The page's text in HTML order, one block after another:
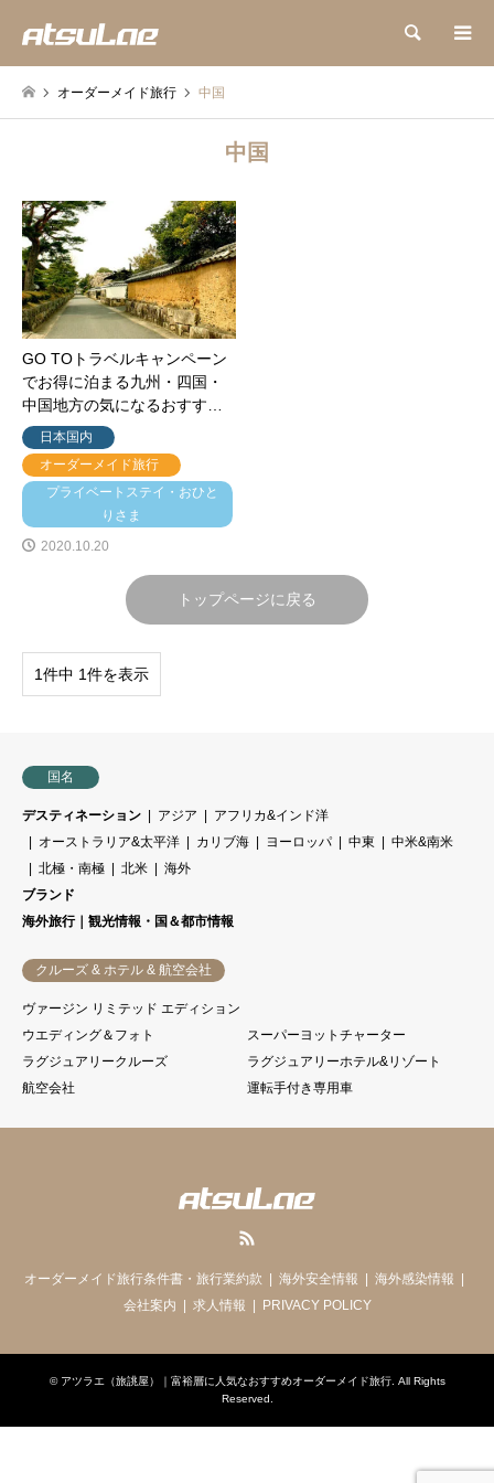
検索
オーダーメイド旅行 中国
中国
GO TOトラベルキャンペーン
でお得に泊まる九州・四国・
中国地方の気になるおすす…
日本国内
オーダーメイド旅行
プライベートステイ・おひと
りさま
2020.10.20
トップページに戻る
1件中 1件を表示
国名
デスティネーション アジア
アフリカ&インド洋
オーストラリア&太平洋
カリブ海 ヨーロッパ 中東
中米&南米
北極・南極
北米
海外
ブランド
海外旅行｜観光情報・国＆都市情報
クルーズ & ホテル & 航空会社
ヴァージン リミテッド エディション
ウエディング＆フォト
スーパーヨットチャーター
ラグジュアリークルーズ
ラグジュアリーホテル&リゾート
航空会社
運転手付き専用車
オーダーメイド旅行条件書・旅行業約款 海外安全情報
海外感染情報
会社案内
求人情報 PRIVACY POLICY
© アツラエ（旅誂屋）｜富裕層に人気なおすすめオーダーメイド旅行. All Rights
Reserved.